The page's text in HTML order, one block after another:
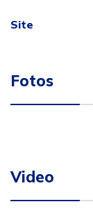
Site
Fotos
Video